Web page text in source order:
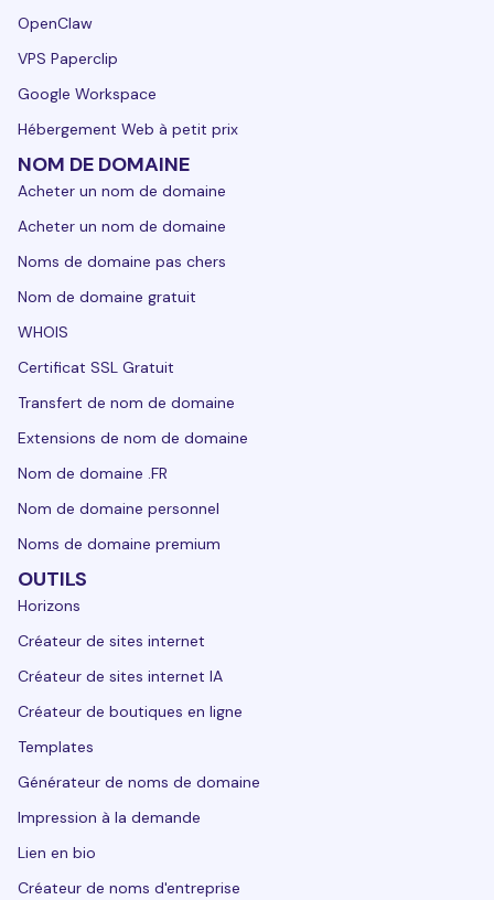
OpenClaw
VPS Paperclip
Google Workspace
Hébergement Web à petit prix
NOM DE DOMAINE
Acheter un nom de domaine
Acheter un nom de domaine
Noms de domaine pas chers
Nom de domaine gratuit
WHOIS
Certificat SSL Gratuit
Transfert de nom de domaine
Extensions de nom de domaine
Nom de domaine .FR
Nom de domaine personnel
Noms de domaine premium
OUTILS
Horizons
Créateur de sites internet
Créateur de sites internet IA
Créateur de boutiques en ligne
Templates
Générateur de noms de domaine
Impression à la demande
Lien en bio
Créateur de noms d'entreprise